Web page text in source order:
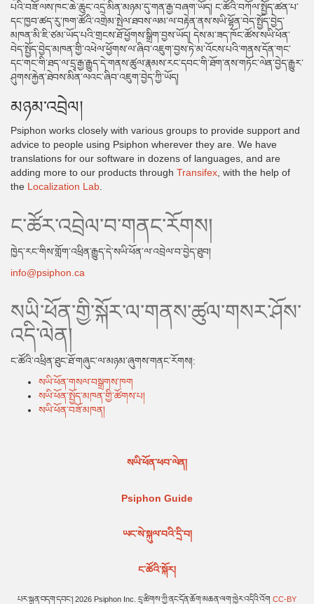
པའི་བཟོ་ལས་ཁང་ཆེ་ཆུང་འདྲ་མིན་མཉམ་དུ་གན་རྒྱ་བཞག་ཡོད། ང་ཚོའི་བཀོལ་སྤྱོད་ཚན་པ་
དང་ཁྱབ་ཚད་རུ་ཁག་ཚོའི་འགྲེམ་སྤེལ་ཐབས་ལམ་ལ་བརྟེན་ནས་སཡི་ཕྷོན་བེད་སྤྱོད་བྱེད་
མཁན་མི་ཇི་ཙམ་ཡོད་པའི་གྲངས་ཐོ་ཕྱོགས་སྒྲིག་བྱས་ཡོད། དེས་མ་ཟད་ཁོང་ཚོས་སཡི་ཕོན་
བེད་སྤྱོད་བྱེད་མཁན་གྱི་འཕེལ་ཕྱོགས་ལ་ཞིབ་འཇུག་བྱས་ཏེ་མ་འོངས་པའི་གནས་དོན་གང་
དང་གང་གི་ཐད་ལ་དྲྭ་རྒྱ་རྒྱུད་དེ་གནས་ཚུལ་རྣམས་རང་དབང་གི་ཐོག་ནས་གཏོང་ལེན་བྱེད་རྒྱུར་
ཤུགས་རྐྱེན་ཐེབས་མིན་ལའང་ཞིབ་འཇུག་བྱེད་ཀྱི་ཡོད།
མཉམ་འབྲེལ།
Psiphon works closely with various groups to provide support and
advice to people using Psiphon wherever they are. We have
translations for our software in dozens of languages, and are
adding more to our products through Transifex , with the help of
the Localization Lab
ང་ཚོར་འབྲེལ་བ་གནང་རོགས།
ཁྱེད་རང་གིས་གློག་འཕྲིན་རྒྱུད་དེ་སཡི་ཕོན་ལ་འབྲེལ་བ་བྱེད་ཐུབ།
info@psiphon.ca
སཡི་ཕོན་གྱི་སྐོར་ལ་གནས་ཚུལ་གསར་ཤོས་
འདི་ལེན།
ང་ཚོའི་འཕྲིན་ཐུང་ཐོ་གཞུང་ལ་མཉམ་ཞུགས་གནང་རོགས།:
སཡི་ཕོན་གསལ་བསྒྲགས་ཁག
སཡི་ཕོན་སྤྱོད་མཁན་གྱི་ཚོགས་པ།
སཡི་ཕོན་བཟོ་མཁན།
སཡི་ཕོན་ཕབ་ལེན།
Psiphon Guide
ཡང་སེ་སྐུལ་བའི་དྲི་བ།
ང་ཚོའི་སྐོར།
པར་སྐྲུན་བདག་དབང་། 2026 Psiphon Inc. དྲྭ་ཚིགས་ཀྱི་ནང་དོན་ཆོག་མཆན་ལག་ཁྱེར་འདིའི་འོག CC-BY